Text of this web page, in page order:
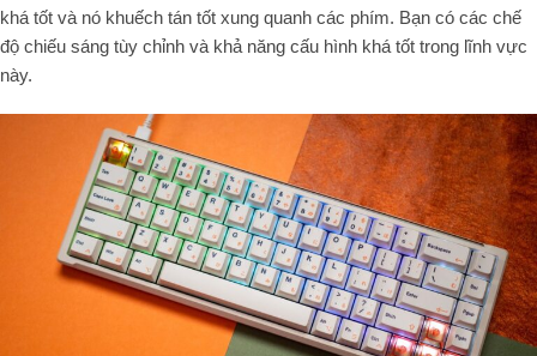
khá tốt và nó khuếch tán tốt xung quanh các phím. Bạn có các chế
độ chiếu sáng tùy chỉnh và khả năng cấu hình khá tốt trong lĩnh vực
này.